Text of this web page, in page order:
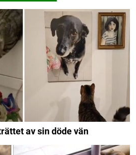
av sin döde vän